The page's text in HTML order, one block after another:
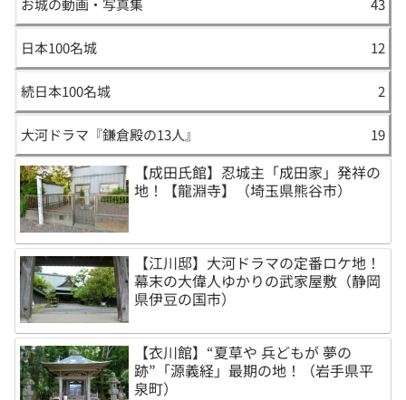
お城の動画・写真集 43
日本100名城 12
続日本100名城 2
大河ドラマ『鎌倉殿の13人』 19
【成田氏館】忍城主「成田家」発祥の
地！【龍淵寺】（埼玉県熊谷市）
【江川邸】大河ドラマの定番ロケ地！
幕末の大偉人ゆかりの武家屋敷（静岡
県伊豆の国市）
【衣川館】“夏草や 兵どもが 夢の
跡”「源義経」最期の地！（岩手県平
泉町）